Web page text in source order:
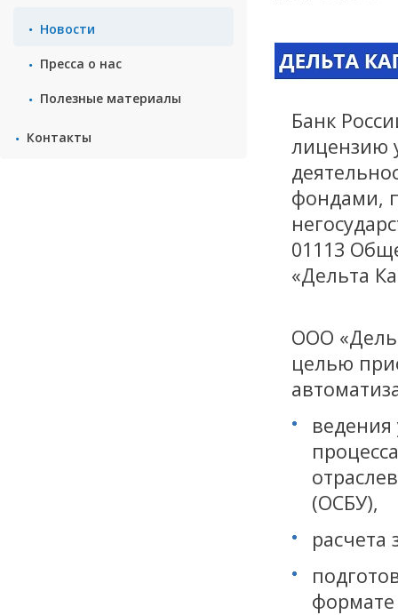
Новости
Пресса о нас
Полезные материалы
Контакты
Банк
лицензию
фондами,
01113
«Дельта
ООО
целью
(ОСБУ),
расчета
формате